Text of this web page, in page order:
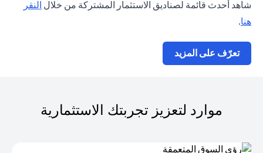
شاهد أحدث قائمة لصناديق الاستثمار المشتركة من خلال النقر
هناopens in a new tab.
تعرّف على المزيد
موارد لتعزيز تجربتك الاستثمارية